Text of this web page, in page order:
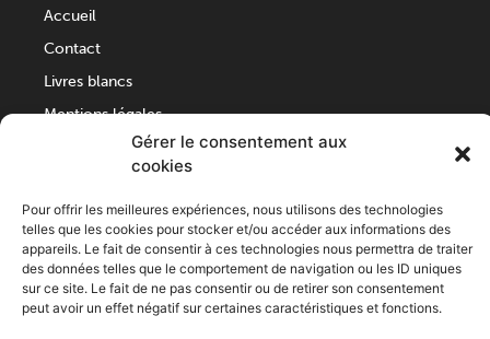
Gérer le consentement aux
cookies
Pour offrir les meilleures expériences, nous utilisons des technologies
telles que les cookies pour stocker et/ou accéder aux informations des
appareils. Le fait de consentir à ces technologies nous permettra de traiter
des données telles que le comportement de navigation ou les ID uniques
sur ce site. Le fait de ne pas consentir ou de retirer son consentement
peut avoir un effet négatif sur certaines caractéristiques et fonctions.
Accueil
Contact
Livres blancs
Mentions légales
Politique de cookies (UE)
Coordonnées
+33 (0)2 99 36 24 07
10, place du Parlement de Bretagne
35000 Rennes